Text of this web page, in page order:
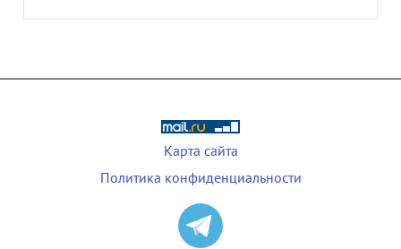
Карта сайта
Политика конфиденциальности